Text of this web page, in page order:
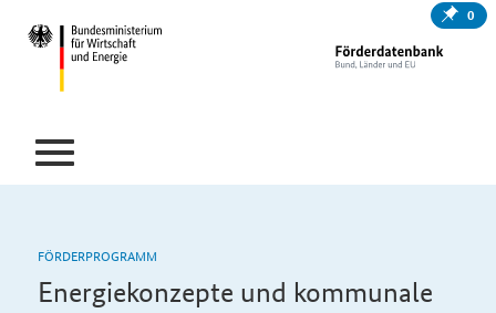
0
FÖRDERPROGRAMM
Energiekonzepte und kommunale